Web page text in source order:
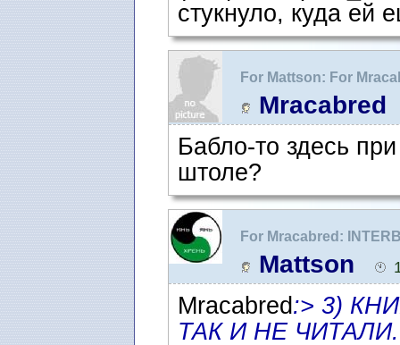
стукнуло, куда ей
For Mattson: For
рецензию" как
Mracabred
Бабло-то здесь
штоле?
For Mracabred:
речи.
Mattson
Mracabred:> 3)
ТАК И НЕ